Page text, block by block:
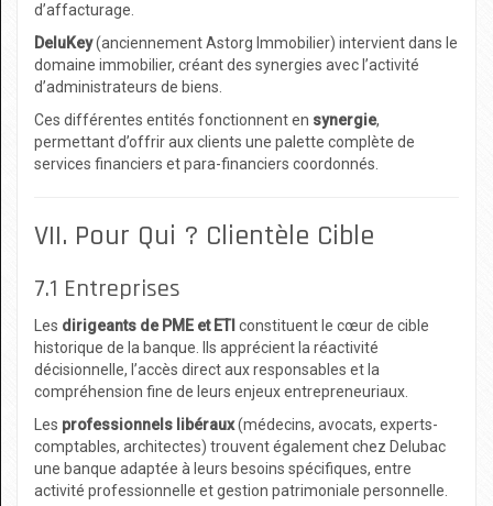
d’affacturage.
DeluKey(anciennement Astorg Immobilier) intervient dans le
domaine immobilier, créant des synergies avec l’activité
d’administrateurs de biens.
Ces différentes entités fonctionnent en synergie,
permettant d’offrir aux clients une palette complète de
services financiers et para-financiers coordonnés.
VII. Pour Qui ? Clientèle Cible
7.1 Entreprises
Les dirigeants de PME et ETI constituent le cœur de cible
historique de la banque. Ils apprécient la réactivité
décisionnelle, l’accès direct aux responsables et la
compréhension fine de leurs enjeux entrepreneuriaux.
Les professionnels libéraux(médecins, avocats, experts-
comptables, architectes) trouvent également chez Delubac
une banque adaptée à leurs besoins spécifiques, entre
activité professionnelle et gestion patrimoniale personnelle.